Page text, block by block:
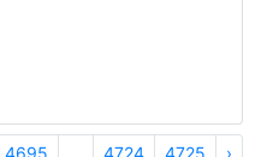
4695 4724 4725 ›